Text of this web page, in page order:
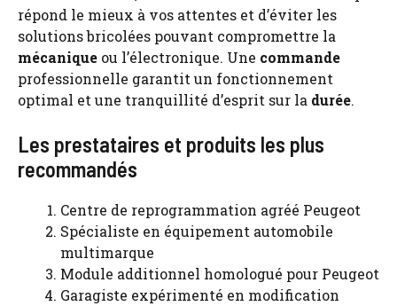
répond le mieux à vos attentes et d’éviter les
solutions bricolées pouvant compromettre la
mécanique ou l’électronique. Une commande
professionnelle garantit un fonctionnement
optimal et une tranquillité d’esprit sur la durée.
Les prestataires et produits les plus
recommandés
Centre de reprogrammation agréé Peugeot
Spécialiste en équipement automobile
multimarque
Module additionnel homologué pour Peugeot
Garagiste expérimenté en modification